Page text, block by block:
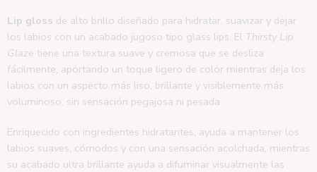
Lip gloss de alto brillo diseñado para hidratar, suavizar y dejar
los labios con un acabado jugoso tipo glass lips. El Thirsty Lip
Glaze tiene una textura suave y cremosa que se desliza
fácilmente, aportando un toque ligero de color mientras deja los
labios con un aspecto más liso, brillante y visiblemente más
voluminoso, sin sensación pegajosa ni pesada.
Enriquecido con ingredientes hidratantes, ayuda a mantener los
labios suaves, cómodos y con una sensación acolchada, mientras
su acabado ultra brillante ayuda a difuminar visualmente las